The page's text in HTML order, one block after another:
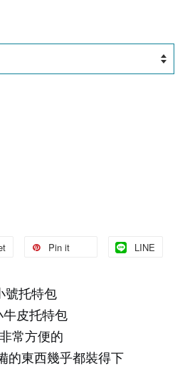
Pin it LINE
號托特包
牛皮托特包
常方便的
的東西幾乎都裝得下